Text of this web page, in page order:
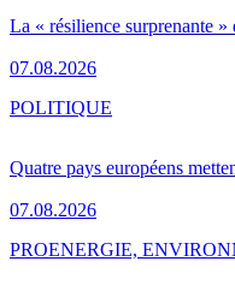
La « résilience surprenante
07.08.2026
Quatre pays européens
07.08.2026
POLITIQUE
PROENERGIE,